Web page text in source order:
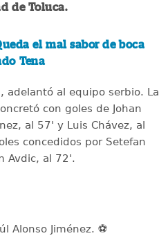
de Toluca.
el mal sabor de boca
Tena
adelantó al equipo serbio. La
con goles de Johan
al 57' y Luis Chávez, al
concedidos por Setefan
Avdic, al 72'.
Alonso Jiménez. ⚽